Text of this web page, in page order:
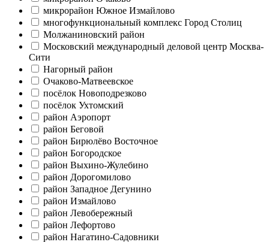
микрорайон Южное Измайлово
многофункциональный комплекс Город Столиц
Молжаниновский район
Московский международный деловой центр Москва-
Сити
Нагорный район
Очаково-Матвеевское
посёлок Новоподрезково
посёлок Ухтомский
район Аэропорт
район Беговой
район Бирюлёво Восточное
район Богородское
район Выхино-Жулебино
район Дорогомилово
район Западное Дегунино
район Измайлово
район Левобережный
район Лефортово
район Нагатино-Садовники